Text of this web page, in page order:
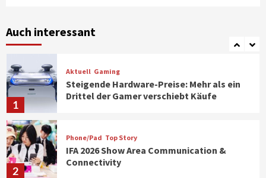
Auch interessant
7
Klimageräte und Ventilatoren
1
Aktuell Gaming
Steigende Hardware-Preise: Mehr als ein
Drittel der Gamer verschiebt Käufe
2
Phone/Pad Top Story
IFA 2026 Show Area Communication &
Connectivity